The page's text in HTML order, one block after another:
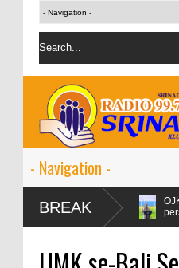
BREAK
Naik 99
OJK targetkan
persen